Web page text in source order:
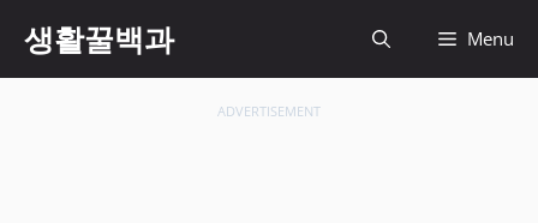
생활꿀백과 Menu
ADVERTISEMENT